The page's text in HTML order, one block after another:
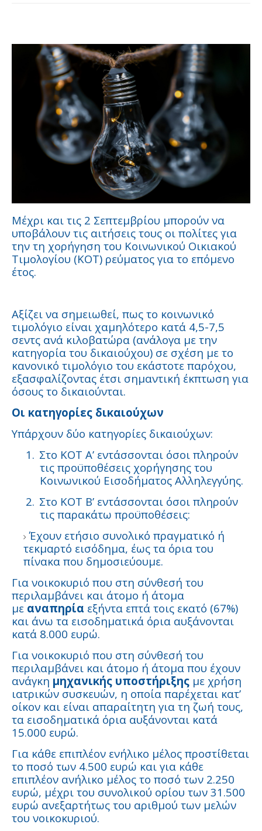
Μέχρι και τις 2 Σεπτεμβρίου μπορούν να
υποβάλουν τις αιτήσεις τους οι πολίτες για
την τη χορήγηση του Κοινωνικού Οικιακού
Τιμολογίου (ΚΟΤ) ρεύματος για το επόμενο
έτος.
Αξίζει να σημειωθεί, πως το κοινωνικό
τιμολόγιο είναι χαμηλότερο κατά 4,5-7,5
σεντς ανά κιλοβατώρα (ανάλογα με την
κατηγορία του δικαιούχου) σε σχέση με το
κανονικό τιμολόγιο του εκάστοτε παρόχου,
εξασφαλίζοντας έτσι σημαντική έκπτωση για
όσους το δικαιούνται.
Οι κατηγορίες δικαιούχων
Υπάρχουν δύο κατηγορίες δικαιούχων:
1. Στο ΚΟΤ Α’ εντάσσονται όσοι πληρούν
τις προϋποθέσεις χορήγησης του
Κοινωνικού Εισοδήματος Αλληλεγγύης.
2. Στο ΚΟΤ Β’ εντάσσονται όσοι πληρούν
τις παρακάτω προϋποθέσεις:
Έχουν ετήσιο συνολικό πραγματικό ή
τεκμαρτό εισόδημα, έως τα όρια του
πίνακα που δημοσιεύουμε.
Για νοικοκυριό που στη σύνθεσή του
περιλαμβάνει και άτομο ή άτομα
με αναπηρία εξήντα επτά τοις εκατό (67%)
και άνω τα εισοδηματικά όρια αυξάνονται
κατά 8.000 ευρώ.
Για νοικοκυριό που στη σύνθεσή του
περιλαμβάνει και άτομο ή άτομα που έχουν
ανάγκη μηχανικής υποστήριξης με χρήση
ιατρικών συσκευών, η οποία παρέχεται κατ’
οίκον και είναι απαραίτητη για τη ζωή τους,
τα εισοδηματικά όρια αυξάνονται κατά
15.000 ευρώ.
Για κάθε επιπλέον ενήλικο μέλος προστίθεται
το ποσό των 4.500 ευρώ και για κάθε
επιπλέον ανήλικο μέλος το ποσό των 2.250
ευρώ, μέχρι του συνολικού ορίου των 31.500
ευρώ ανεξαρτήτως του αριθμού των μελών
του νοικοκυριού.